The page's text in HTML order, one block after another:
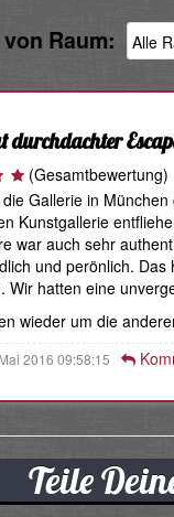
Raum:
durchdachter
(Gesamtbewertung)
Gallerie in
Kunstgallerie
war auch sehr
und perönlich.
Wir hatten eine
wieder um die
2016 09:58:15
Teile